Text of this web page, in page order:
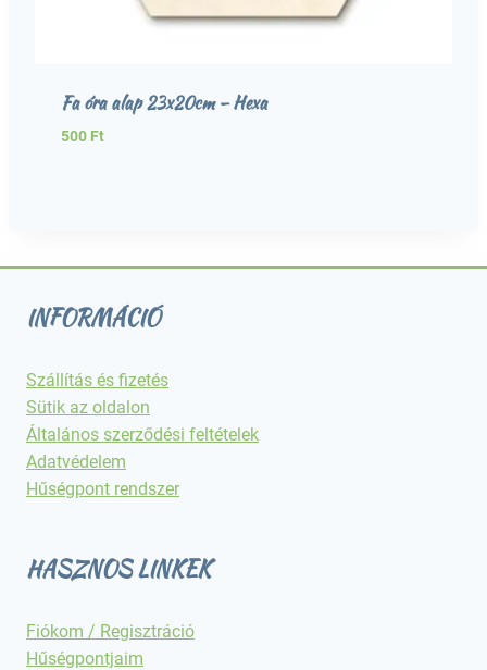
Fa óra alap 23x20cm – Hexa
500 Ft
INFORMÁCIÓ
Szállítás és fizetés
Sütik az oldalon
Általános szerződési feltételek
Adatvédelem
Hűségpont rendszer
HASZNOS LINKEK
Fiókom / Regisztráció
Hűségpontjaim